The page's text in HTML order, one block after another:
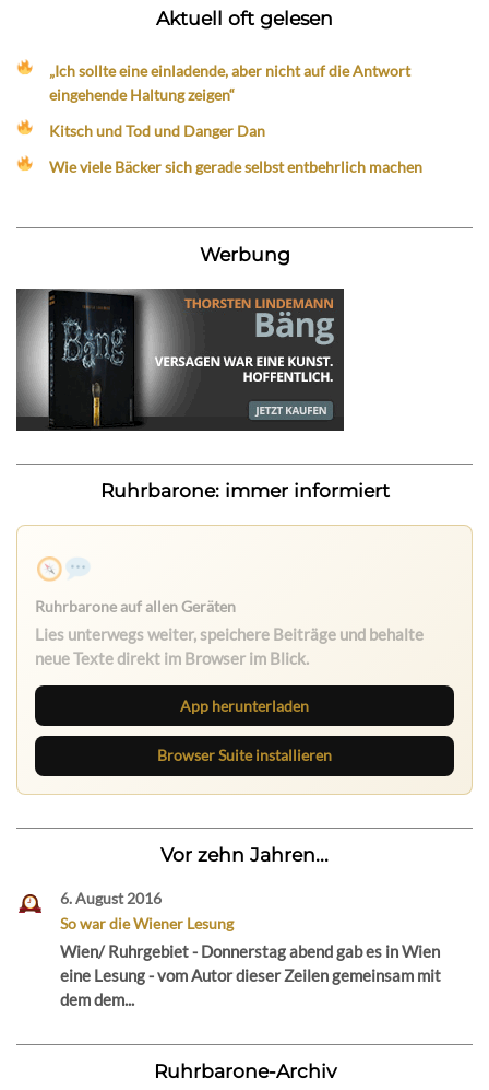
Aktuell oft gelesen
„Ich sollte eine einladende, aber nicht auf die Antwort
eingehende Haltung zeigen“
Kitsch und Tod und Danger Dan
Wie viele Bäcker sich gerade selbst entbehrlich machen
Werbung
Ruhrbarone: immer informiert
Ruhrbarone auf allen Geräten
Lies unterwegs weiter, speichere Beiträge und behalte
neue Texte direkt im Browser im Blick.
App herunterladen
Browser Suite installieren
Vor zehn Jahren...
6. August 2016
So war die Wiener Lesung
Wien/ Ruhrgebiet - Donnerstag abend gab es in Wien
eine Lesung - vom Autor dieser Zeilen gemeinsam mit
dem dem...
Ruhrbarone-Archiv